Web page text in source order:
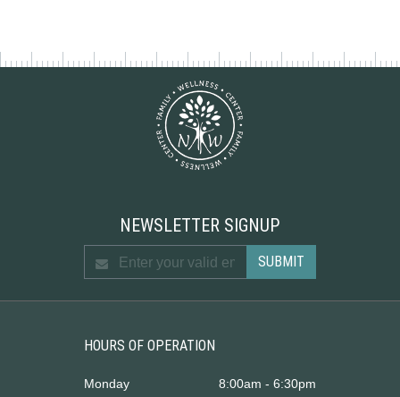
NEWSLETTER SIGNUP
HOURS OF OPERATION
Monday 8:00am - 6:30pm